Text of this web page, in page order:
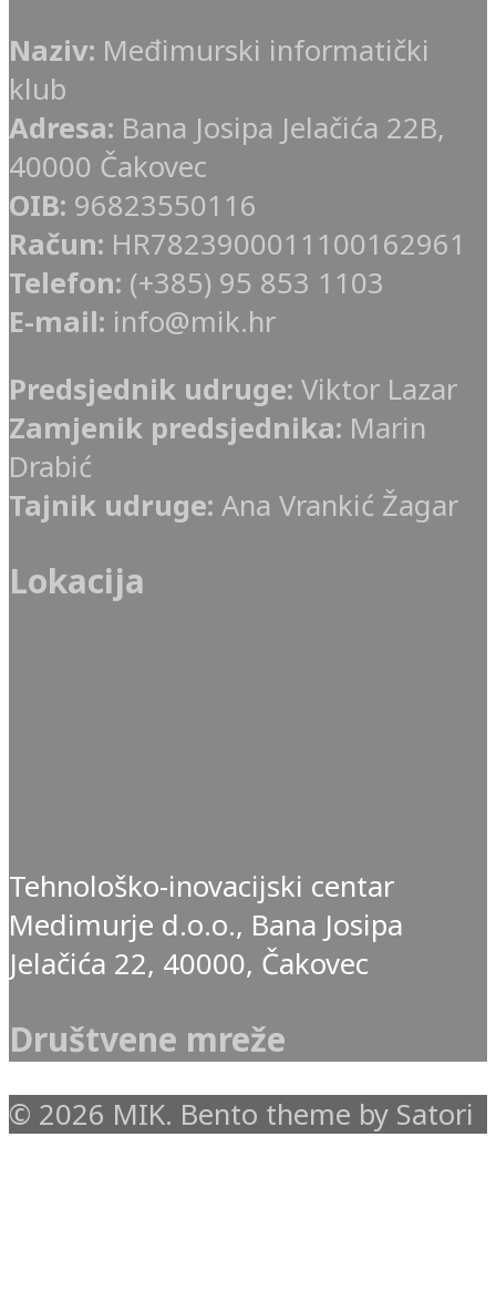
Naziv: Međimurski informatički
klub
Adresa: Bana Josipa Jelačića 22B,
40000 Čakovec
OIB: 96823550116
Račun: HR7823900011100162961
Telefon: (+385) 95 853 1103
E-mail: info@mik.hr
Predsjednik udruge: Viktor Lazar
Zamjenik predsjednika: Marin
Drabić
Tajnik udruge: Ana Vrankić Žagar
Lokacija
Tehnološko-inovacijski centar
Medimurje d.o.o., Bana Josipa
Jelačića 22, 40000, Čakovec
Društvene mreže
© 2026 MIK. Bento theme by Satori